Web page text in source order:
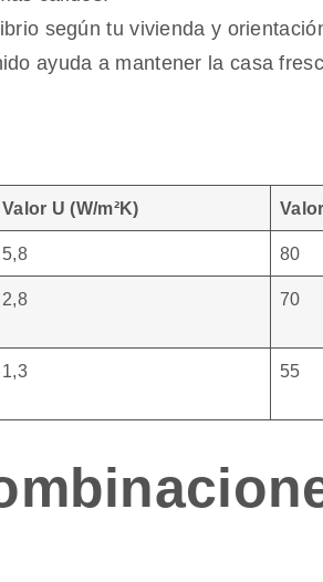
según tu vivienda y
ayuda a mantener la casa
Valor U (W/m²K)
5,8 80
2,8 70
1,3 55